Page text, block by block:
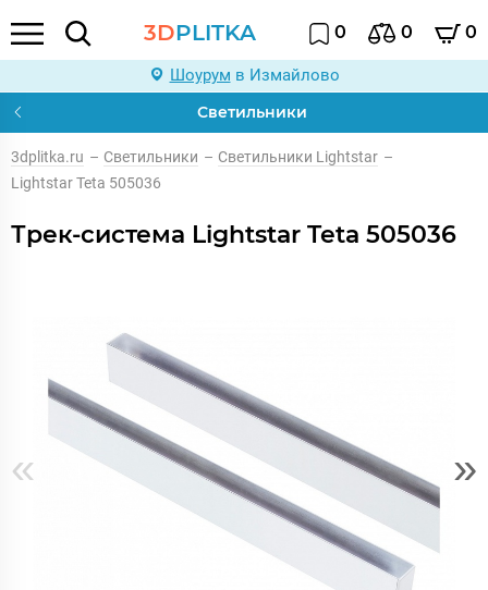
3DPLITKA 0 0 0
Шоурум в Измайлово
Светильники
3dplitka.ru – Светильники – Светильники Lightstar –
Lightstar Teta 505036
Трек-система Lightstar Teta 505036
« »